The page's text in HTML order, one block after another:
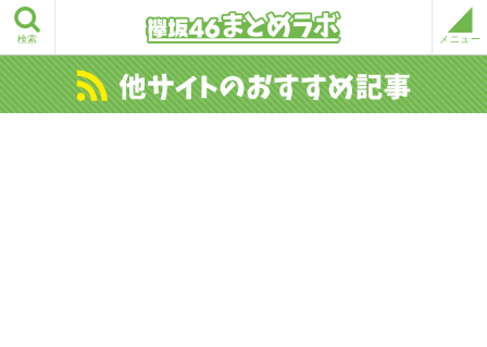
検索 メニュー